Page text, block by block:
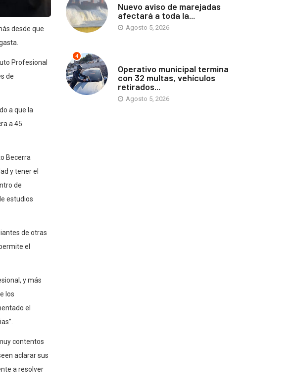
desde que
Profesional
de
a que la
a 45
Becerra
y tener el
de
estudios
de otras
el
y más
los
el
contentos
aclarar sus
a resolver
Nuevo aviso de marejadas
afectará a toda la...
Agosto 5, 2026
4
Operativo municipal termina
con 32 multas, vehículos
retirados...
Agosto 5, 2026